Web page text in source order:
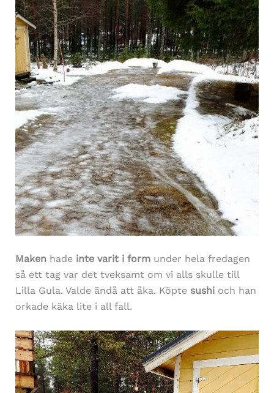
Maken hade inte varit i formunder hela fredagen
så ett tag var det tveksamt om vi alls skulle till
Lilla Gula. Valde ändå att åka. Köpte sushioch han
orkade käka lite i all fall.